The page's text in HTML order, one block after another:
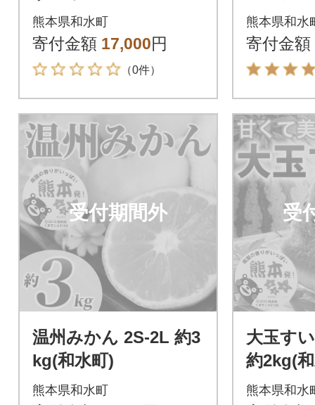
7kg(和水町)
熊本県和水町
寄付金額 17,000円
（0件）
(和水町)
熊本県和水
寄付金額
受付期間外
温州みかん 2S-2L 約3
kg(和水町)
熊本県和水町
受
大玉す
約2kg(
熊本県和水